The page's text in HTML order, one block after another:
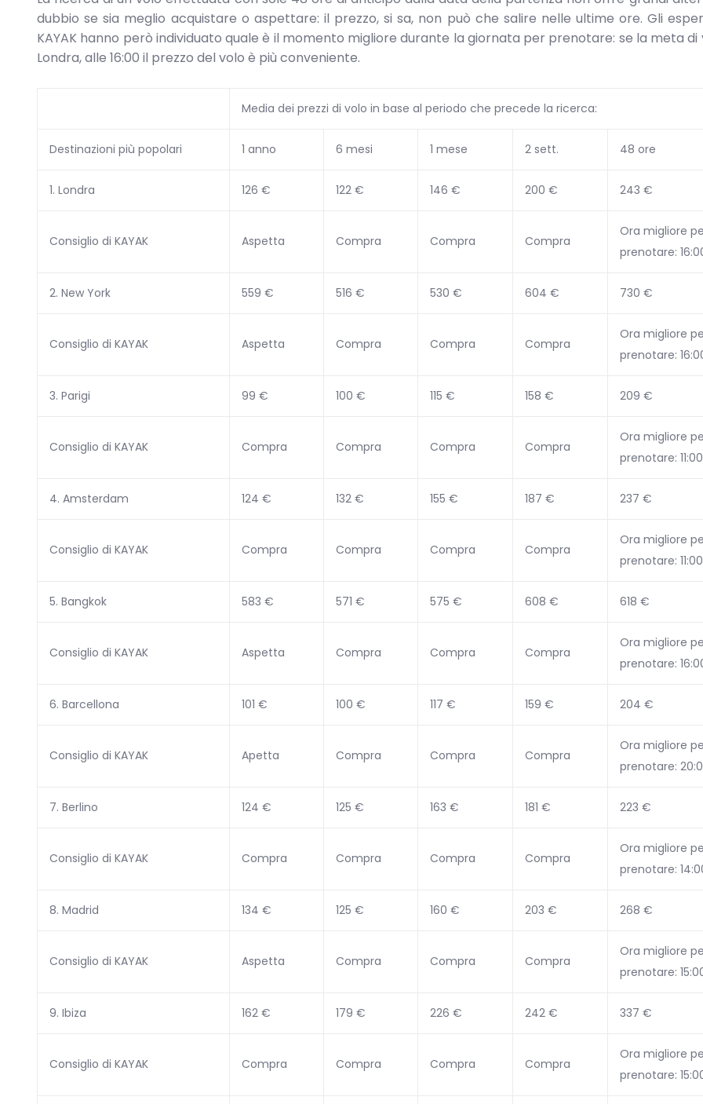
dubbio se sia meglio acquistare o aspettare: il prezzo, si sa, non può che salire nelle ultime ore. Gli
KAYAK hanno però individuato quale è il momento migliore durante la giornata per prenotare: se la meta di
Londra, alle 16:00 il prezzo del volo è più conveniente.
Media dei prezzi di volo in base al periodo che precede la ricerca:
Destinazioni più popolari 1 anno 6 mesi 1 mese 2 sett. 48 ore
1. Londra 126 € 122 € 146 € 200 € 243 €
Consiglio di KAYAK Aspetta Compra Compra Compra
Ora migliore
prenotare:
2. New York 559 € 516 € 530 € 604 € 730 €
Consiglio di KAYAK Aspetta Compra Compra Compra
Ora migliore
prenotare:
3. Parigi 99 € 100 € 115 € 158 € 209 €
Consiglio di KAYAK Compra Compra Compra Compra
Ora migliore
prenotare: 11:00
4. Amsterdam 124 € 132 € 155 € 187 € 237 €
Consiglio di KAYAK Compra Compra Compra Compra
Ora migliore
prenotare: 11:00
5. Bangkok 583 € 571 € 575 € 608 € 618 €
Consiglio di KAYAK Aspetta Compra Compra Compra
Ora migliore
prenotare:
6. Barcellona 101 € 100 € 117 € 159 € 204 €
Consiglio di KAYAK Apetta Compra Compra Compra
Ora migliore
prenotare:
7. Berlino 124 € 125 € 163 € 181 € 223 €
Consiglio di KAYAK Compra Compra Compra Compra
Ora migliore
prenotare:
8. Madrid 134 € 125 € 160 € 203 € 268 €
Consiglio di KAYAK Aspetta Compra Compra Compra
Ora migliore
prenotare:
9. Ibiza 162 € 179 € 226 € 242 € 337 €
Consiglio di KAYAK Compra Compra Compra Compra
Ora migliore
prenotare: